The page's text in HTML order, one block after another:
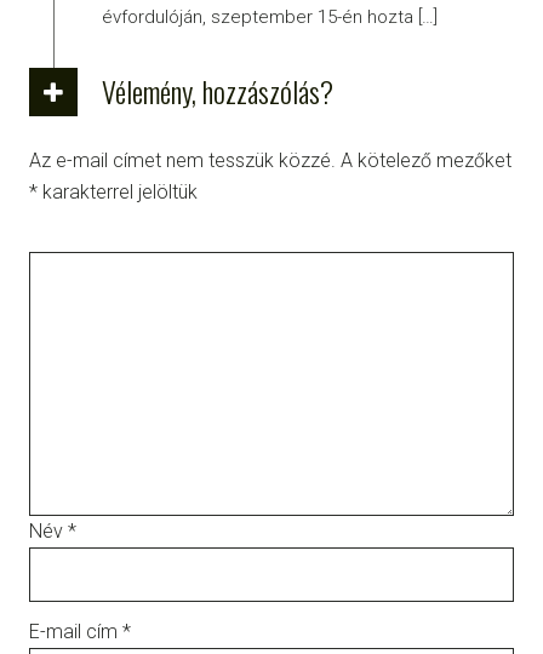
évfordulóján, szeptember 15-én hozta […]
Vélemény, hozzászólás?
Az e-mail címet nem tesszük közzé. A kötelező mezőket
* karakterrel jelöltük
Név *
E-mail cím *